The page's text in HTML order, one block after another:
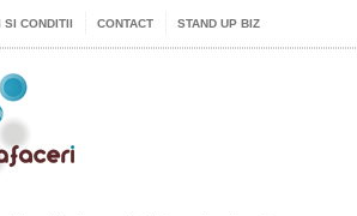
SI CONDITII CONTACT STAND UP BIZ